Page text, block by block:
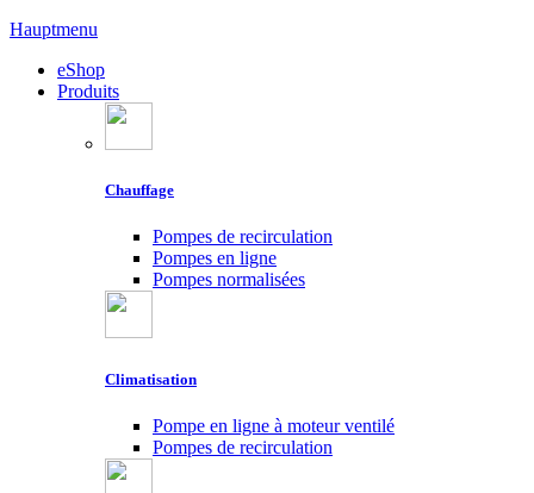
Hauptmenu
eShop
Produits
Chauffage
Pompes de recirculation
Pompes en ligne
Pompes normalisées
Climatisation
Pompe en ligne à moteur ventilé
Pompes de recirculation